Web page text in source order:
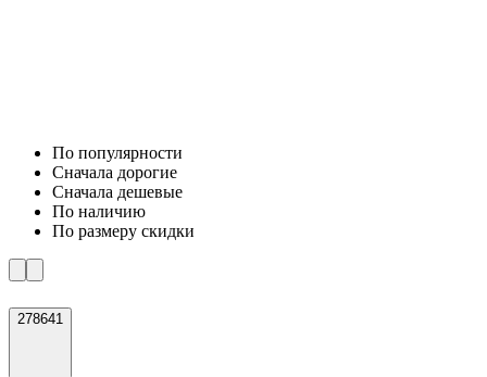
По популярности
Cначала дорогие
Cначала дешевые
По наличию
По размеру скидки
278641